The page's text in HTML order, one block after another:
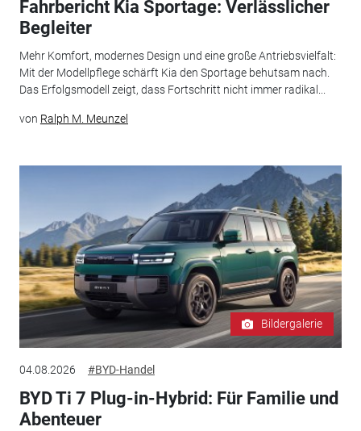
Fahrbericht Kia Sportage: Verlässlicher
Begleiter
Mehr Komfort, modernes Design und eine große Antriebsvielfalt:
Mit der Modellpflege schärft Kia den Sportage behutsam nach.
Das Erfolgsmodell zeigt, dass Fortschritt nicht immer radikal...
von Ralph M. Meunzel
Bildergalerie
04.08.2026 #BYD-Handel
BYD Ti 7 Plug-in-Hybrid: Für Familie und
Abenteuer